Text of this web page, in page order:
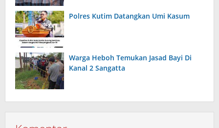
Polres Kutim Datangkan Umi Kasum
Warga Heboh Temukan Jasad Bayi Di
Kanal 2 Sangatta